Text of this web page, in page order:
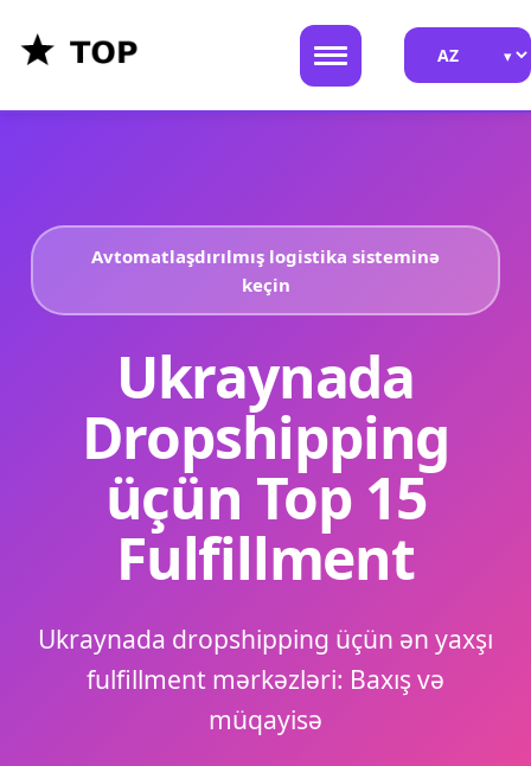
Avtomatlaşdırılmış logistika sisteminə
keçin
Ukraynada
Dropshipping
üçün Top 15
Fulfillment
Ukraynada dropshipping üçün ən yaxşı
fulfillment mərkəzləri: Baxış və
müqayisə